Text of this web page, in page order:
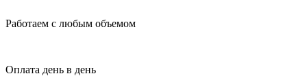
Работаем с любым объемом
Оплата день в день